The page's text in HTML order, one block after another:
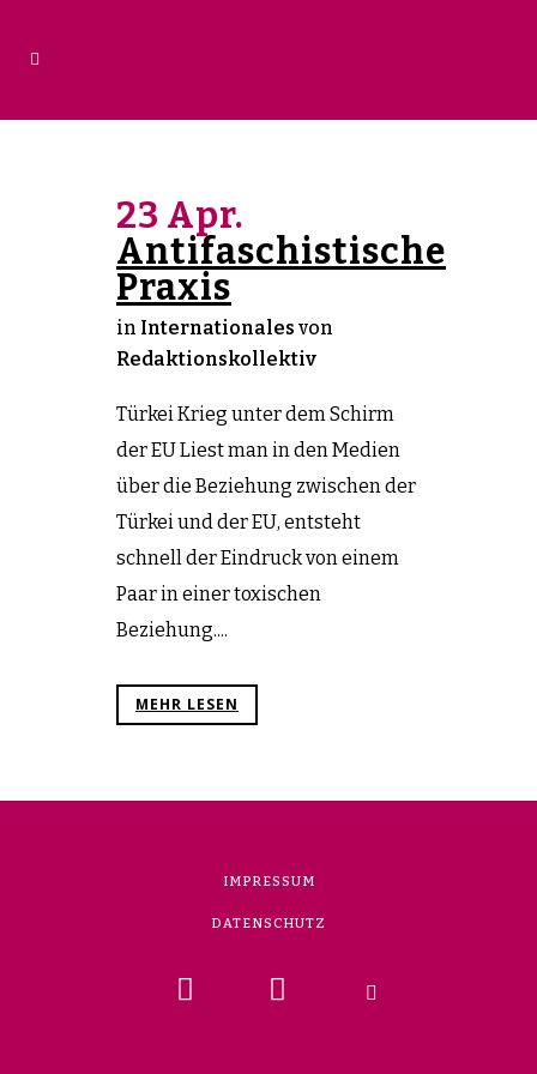
23 Apr.
Antifaschistische
Praxis
in Internationales von
Redaktionskollektiv
Türkei Krieg unter dem Schirm
der EU Liest man in den Medien
über die Beziehung zwischen der
Türkei und der EU, entsteht
schnell der Eindruck von einem
Paar in einer toxischen
Beziehung....
MEHR LESEN
IMPRESSUM
DATENSCHUTZ